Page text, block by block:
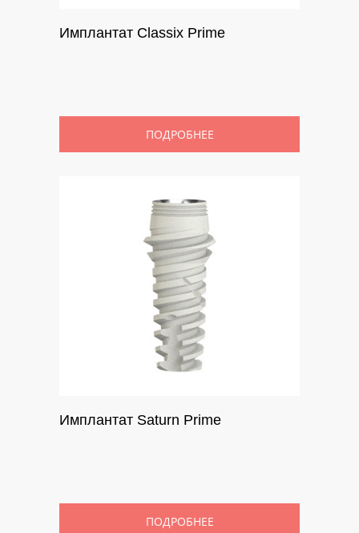
Имплантат Classix Prime
ПОДРОБНЕЕ
Имплантат Saturn Prime
ПОДРОБНЕЕ